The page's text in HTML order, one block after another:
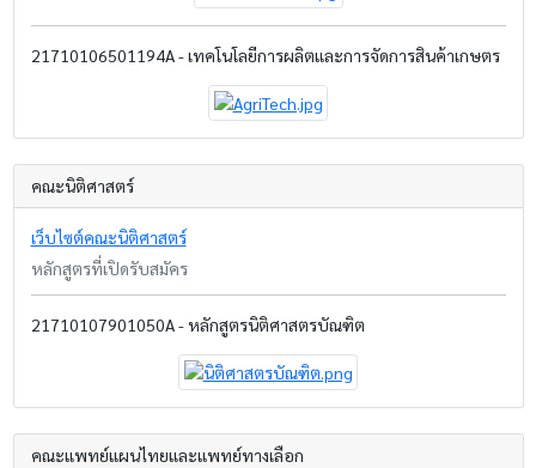
21710106501194A - เทคโนโลยีการผลิตและการจัดการสินค้าเกษตร
คณะนิติศาสตร์
เว็บไซต์คณะนิติศาสตร์
หลักสูตรที่เปิดรับสมัคร
21710107901050A - หลักสูตรนิติศาสตรบัณฑิต
คณะแพทย์แผนไทยและแพทย์ทางเลือก